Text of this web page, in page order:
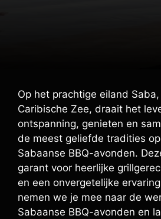
Op het prachtige eiland
Caribische Zee, draait het
ontspanning, genieten en
de meest geliefde tradities
Sabaanse BBQ-avonden.
garant voor heerlijke
en een onvergetelijke
nemen we je mee naar de
Sabaanse BBQ-avonden en